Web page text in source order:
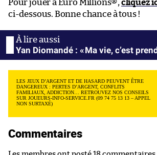
Pour jouer à Euro Millions®, cliquez
ci-dessous. Bonne chance à tous !
Yan Diomandé : « Ma vie, c’est
LES JEUX D’ARGENT ET DE HASARD PEUVENT ÊTRE
DANGEREUX : PERTES D’ARGENT, CONFLITS
FAMILIAUX, ADDICTION… RETROUVEZ NOS CONSEILS
SUR JOUEURS-INFO-SERVICE.FR (09 74 75 13 13 – APPEL
NON SURTAXÉ)
Commentaires